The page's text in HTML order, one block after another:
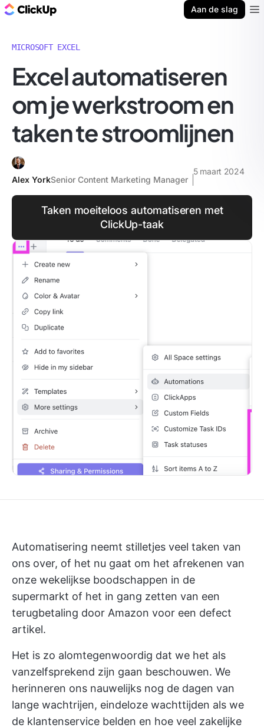
Aan de slag
MICROSOFT EXCEL
Excel automatiseren
om je werkstroom en
taken te stroomlijnen
Alex YorkSenior Content Marketing Manager
5 maart 2024
Taken moeiteloos automatiseren met
ClickUp-taak
Automatisering neemt stilletjes veel taken van
ons over, of het nu gaat om het afrekenen van
onze wekelijkse boodschappen in de
supermarkt of het in gang zetten van een
terugbetaling door Amazon voor een defect
artikel.
Het is zo alomtegenwoordig dat we het als
vanzelfsprekend zijn gaan beschouwen. We
herinneren ons nauwelijks nog de dagen van
lange wachtrijen, eindeloze wachttijden als we
de klantenservice belden en hoe veel zakelijke